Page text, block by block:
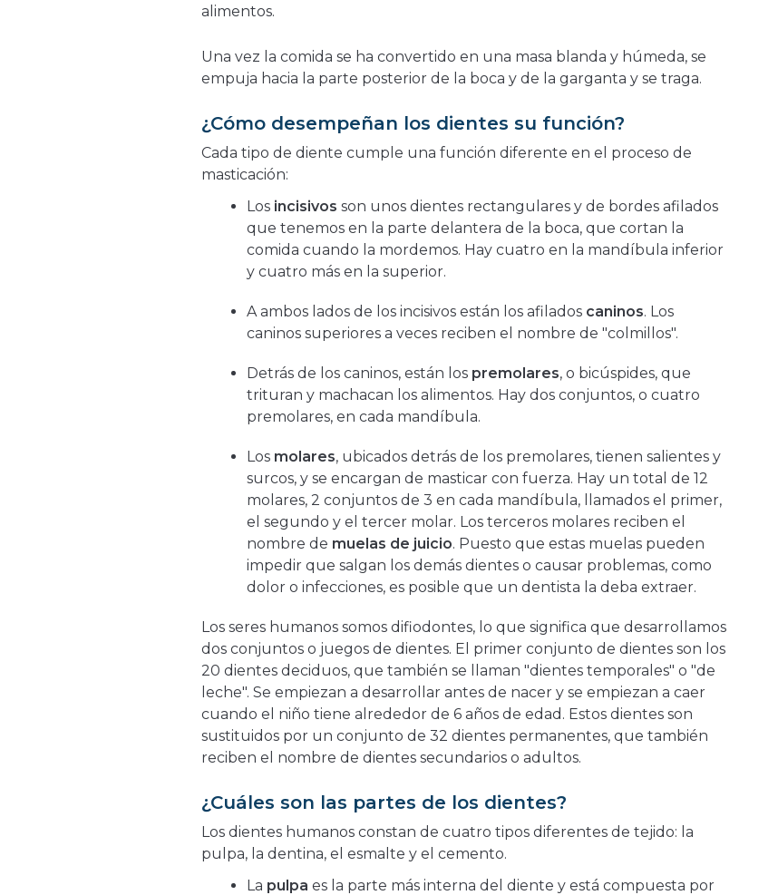
alimentos.
Una vez la comida se ha convertido en una masa blanda y húmeda, se
empuja hacia la parte posterior de la boca y de la garganta y se traga.
¿Cómo desempeñan los dientes su función?
Cada tipo de diente cumple una función diferente en el proceso de
masticación:
Los incisivos son unos dientes rectangulares y de bordes afilados
que tenemos en la parte delantera de la boca, que cortan la
comida cuando la mordemos. Hay cuatro en la mandíbula inferior
y cuatro más en la superior.
A ambos lados de los incisivos están los afilados caninos. Los
caninos superiores a veces reciben el nombre de "colmillos".
Detrás de los caninos, están los premolares, o bicúspides, que
trituran y machacan los alimentos. Hay dos conjuntos, o cuatro
premolares, en cada mandíbula.
Los molares, ubicados detrás de los premolares, tienen salientes y
surcos, y se encargan de masticar con fuerza. Hay un total de 12
molares, 2 conjuntos de 3 en cada mandíbula, llamados el primer,
el segundo y el tercer molar. Los terceros molares reciben el
nombre de muelas de juicio. Puesto que estas muelas pueden
impedir que salgan los demás dientes o causar problemas, como
dolor o infecciones, es posible que un dentista la deba extraer.
Los seres humanos somos difiodontes, lo que significa que desarrollamos
dos conjuntos o juegos de dientes. El primer conjunto de dientes son los
20 dientes deciduos, que también se llaman "dientes temporales" o "de
leche". Se empiezan a desarrollar antes de nacer y se empiezan a caer
cuando el niño tiene alrededor de 6 años de edad. Estos dientes son
sustituidos por un conjunto de 32 dientes permanentes, que también
reciben el nombre de dientes secundarios o adultos.
¿Cuáles son las partes de los dientes?
Los dientes humanos constan de cuatro tipos diferentes de tejido: la
pulpa, la dentina, el esmalte y el cemento.
La pulpa es la parte más interna del diente y está compuesta por